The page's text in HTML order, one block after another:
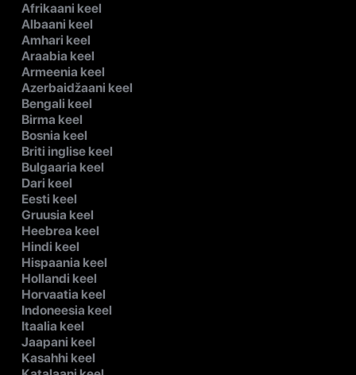
Afrikaani keel
Albaani keel
Amhari keel
Araabia keel
Armeenia keel
Azerbaidžaani keel
Bengali keel
Birma keel
Bosnia keel
Briti inglise keel
Bulgaaria keel
Dari keel
Eesti keel
Gruusia keel
Heebrea keel
Hindi keel
Hispaania keel
Hollandi keel
Horvaatia keel
Indoneesia keel
Itaalia keel
Jaapani keel
Kasahhi keel